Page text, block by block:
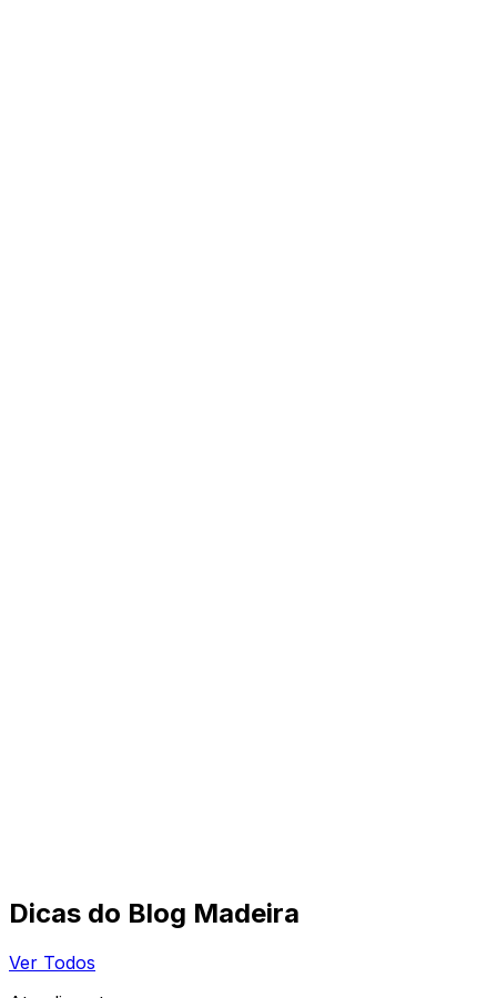
Dicas do Blog Madeira
Ver Todos